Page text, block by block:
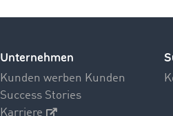
Unternehmen
Kunden werben Kunden
Success Stories
Karriere